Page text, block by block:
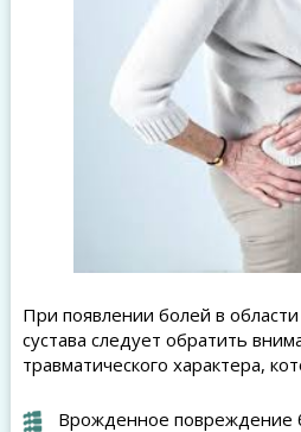
При появлении болей в
сустава следует обратить
травматического характера,
Врожденное повреждение